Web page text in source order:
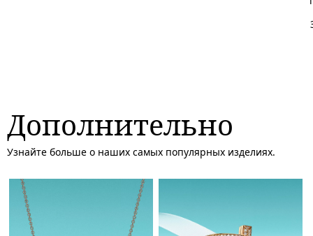
Дополнительно
Узнайте больше о наших самых популярных изделиях.